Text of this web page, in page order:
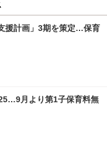
援計画」3期を策定…保育
月より第1子保育料無